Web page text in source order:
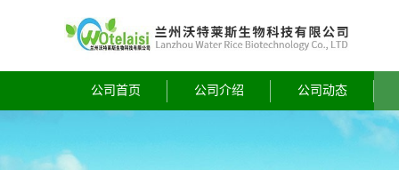
公司首页 公司介绍 公司动态